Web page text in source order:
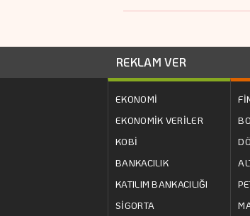
REKLAM VER
EKONOMİ
EKONOMİK VERİLER
KOBİ
BANKACILIK
KATILIM BANKACILIĞI
SİGORTA